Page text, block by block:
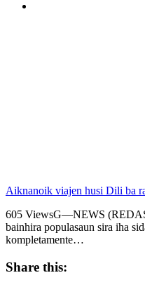
Aiknanoik viajen husi Dili ba
605 ViewsG—NEWS
bainhira populasaun sira iha
kompletamente…
Share this: